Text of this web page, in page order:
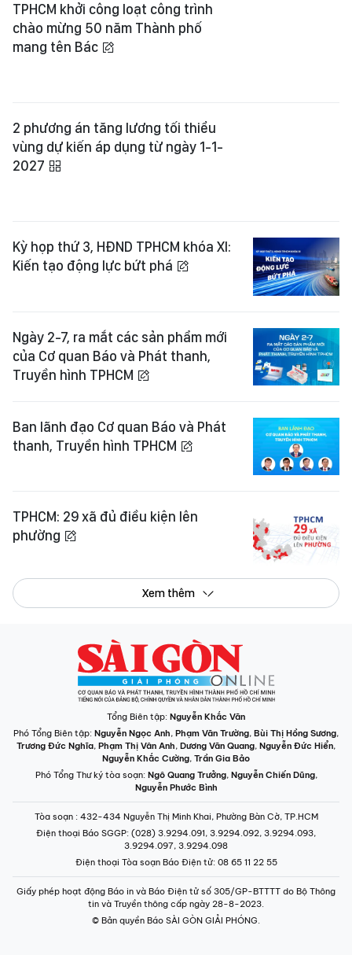
TPHCM khởi công loạt công trình
chào mừng 50 năm Thành phố
mang tên Bác
2 phương án tăng lương tối thiểu
vùng dự kiến áp dụng từ ngày 1-1-
2027
Kỳ họp thứ 3, HĐND TPHCM khóa XI:
Kiến tạo động lực bứt phá
Ngày 2-7, ra mắt các sản phẩm mới
của Cơ quan Báo và Phát thanh,
Truyền hình TPHCM
Ban lãnh đạo Cơ quan Báo và Phát
thanh, Truyền hình TPHCM
TPHCM: 29 xã đủ điều kiện lên
phường
Xem thêm
Tổng Biên tập: Nguyễn Khắc Văn
Phó Tổng Biên tập: Nguyễn Ngọc Anh, Phạm Văn Trường, Bùi Thị Hồng Sương,
Trương Đức Nghĩa, Phạm Thị Vân Anh, Dương Văn Quang, Nguyễn Đức Hiển,
Nguyễn Khắc Cường, Trần Gia Bảo
Phó Tổng Thư ký tòa soạn: Ngô Quang Trưởng, Nguyễn Chiến Dũng,
Nguyễn Phước Bình
Tòa soạn : 432-434 Nguyễn Thị Minh Khai, Phường Bàn Cờ, TP.HCM
Điện thoại Báo SGGP: (028) 3.9294.091, 3.9294.092, 3.9294.093,
3.9294.097, 3.9294.098
Điện thoại Tòa soạn Báo Điện tử: 08 65 11 22 55
Giấy phép hoạt động Báo in và Báo Điện tử số 305/GP-BTTTT do Bộ Thông
tin và Truyền thông cấp ngày 28-8-2023.
© Bản quyền Báo SÀI GÒN GIẢI PHÓNG.